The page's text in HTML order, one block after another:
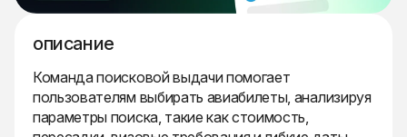
описание
Команда поисковой выдачи помогает
пользователям выбирать авиабилеты, анализируя
параметры поиска, такие как стоимость,